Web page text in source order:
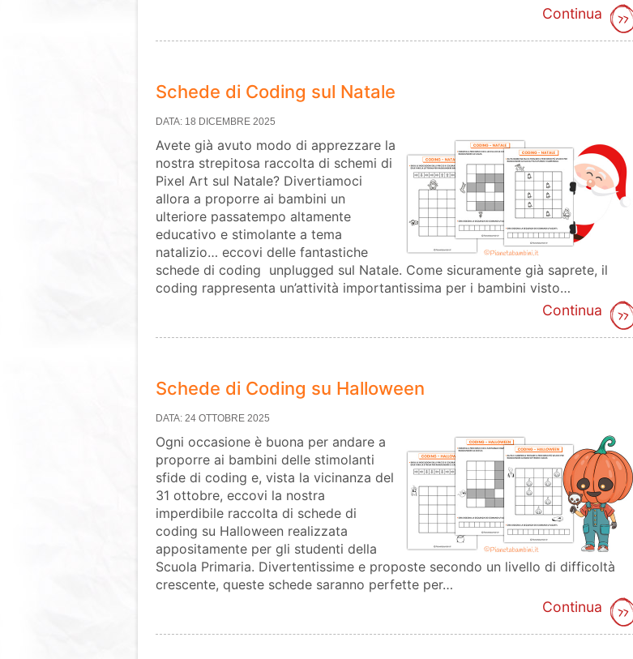
Continua
Schede di Coding sul Natale
DATA: 18 DICEMBRE 2025
Avete già avuto modo di apprezzare la
nostra strepitosa raccolta di schemi di
Pixel Art sul Natale? Divertiamoci
allora a proporre ai bambini un
ulteriore passatempo altamente
educativo e stimolante a tema
natalizio… eccovi delle fantastiche
schede di coding unplugged sul Natale. Come sicuramente già saprete, il
coding rappresenta un’attività importantissima per i bambini visto…
Continua
Schede di Coding su Halloween
DATA: 24 OTTOBRE 2025
Ogni occasione è buona per andare a
proporre ai bambini delle stimolanti
sfide di coding e, vista la vicinanza del
31 ottobre, eccovi la nostra
imperdibile raccolta di schede di
coding su Halloween realizzata
appositamente per gli studenti della
Scuola Primaria. Divertentissime e proposte secondo un livello di difficoltà
crescente, queste schede saranno perfette per…
Continua